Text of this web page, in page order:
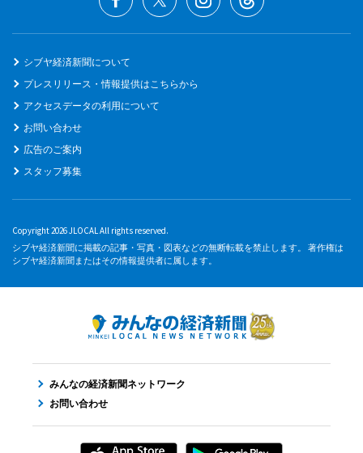
シブヤ経済新聞について
プレスリリース・情報提供はこちらから
アクセスデータの利用について
お問い合わせ
広告のご案内
スタッフ募集
Copyright 2026 JLOCAL All rights reserved.
シブヤ経済新聞に掲載の記事・写真・図表などの無断転載を禁止します。 著作権は
シブヤ経済新聞またはその情報提供者に属します。
みんなの経済新聞ネットワーク
お問い合わせ